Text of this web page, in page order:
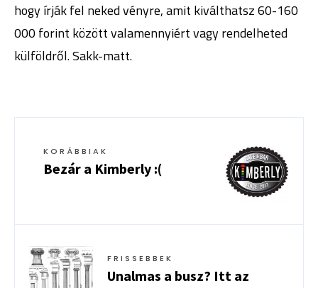
hogy írják fel neked vényre, amit kiválthatsz 60-160
000 forint között valamennyiért vagy rendelheted
külföldről. Sakk-matt.
KORÁBBIAK
Bezár a Kimberly :(
FRISSEBBEK
Unalmas a busz? Itt az